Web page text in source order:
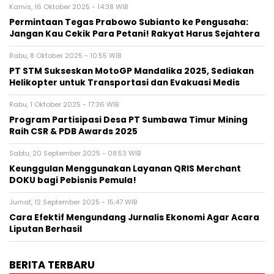
Kamis, 16 Oktober 2025 - 14:38 WIB
Permintaan Tegas Prabowo Subianto ke Pengusaha:
Jangan Kau Cekik Para Petani! Rakyat Harus Sejahtera
Rabu, 8 Oktober 2025 - 10:55 WIB
PT STM Sukseskan MotoGP Mandalika 2025, Sediakan
Helikopter untuk Transportasi dan Evakuasi Medis
Rabu, 1 Oktober 2025 - 17:36 WIB
Program Partisipasi Desa PT Sumbawa Timur Mining
Raih CSR & PDB Awards 2025
Sabtu, 20 September 2025 - 08:53 WIB
Keunggulan Menggunakan Layanan QRIS Merchant
DOKU bagi Pebisnis Pemula!
Jumat, 12 September 2025 - 15:47 WIB
Cara Efektif Mengundang Jurnalis Ekonomi Agar Acara
Liputan Berhasil
BERITA TERBARU